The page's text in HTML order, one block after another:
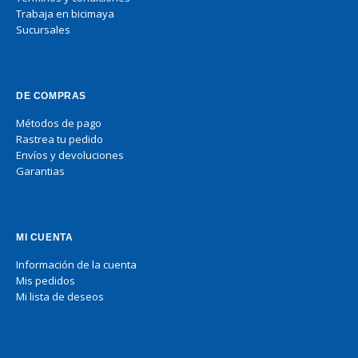
Trabaja en bicimaya
Sucursales
DE COMPRAS
Métodos de pago
Rastrea tu pedido
Envíos y devoluciones
Garantias
MI CUENTA
Información de la cuenta
Mis pedidos
Mi lista de deseos